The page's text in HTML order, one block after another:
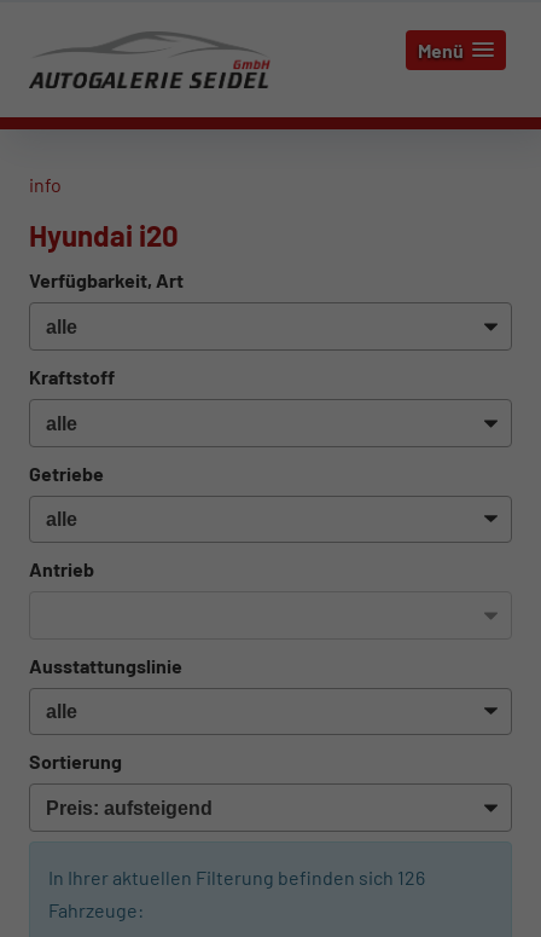
Menü
info
Hyundai i20
Verfügbarkeit, Art
Kraftstoff
Getriebe
Antrieb
Ausstattungslinie
Sortierung
In Ihrer aktuellen Filterung befinden sich 126
Fahrzeuge: